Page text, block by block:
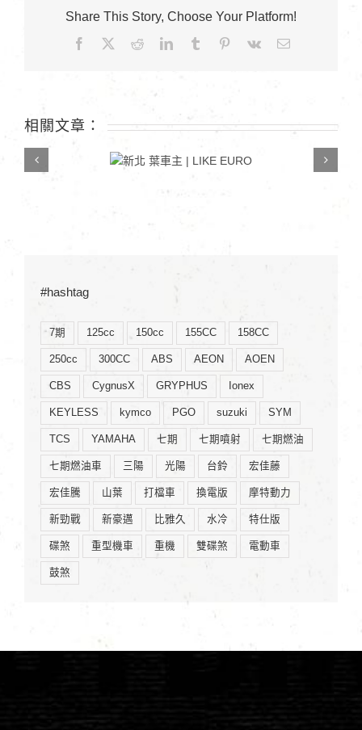
Share This Story, Choose Your Platform!
Facebook RedditLinkedInTumblr Pinterest
Vk Email:
相關文章：
新北 葉車主 | LIKE
#hashtag
7期 125cc 150cc 155CC 158CC
250cc 300CC ABS AEON AOEN
CBS CygnusX GRYPHUS Ionex
KEYLESS kymco PGO suzuki SYM
TCS YAMAHA 七期 七期噴射 七期燃油
七期燃油車 三陽 光陽 台鈴 宏佳藤
宏佳騰 山葉 打檔車 換電版 摩特動力
新勁戰 新豪邁 比雅久 水冷 特仕版
碟煞 重型機車 重機 雙碟煞 電動車
鼓煞